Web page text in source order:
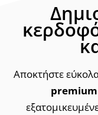
Αποκτήστε